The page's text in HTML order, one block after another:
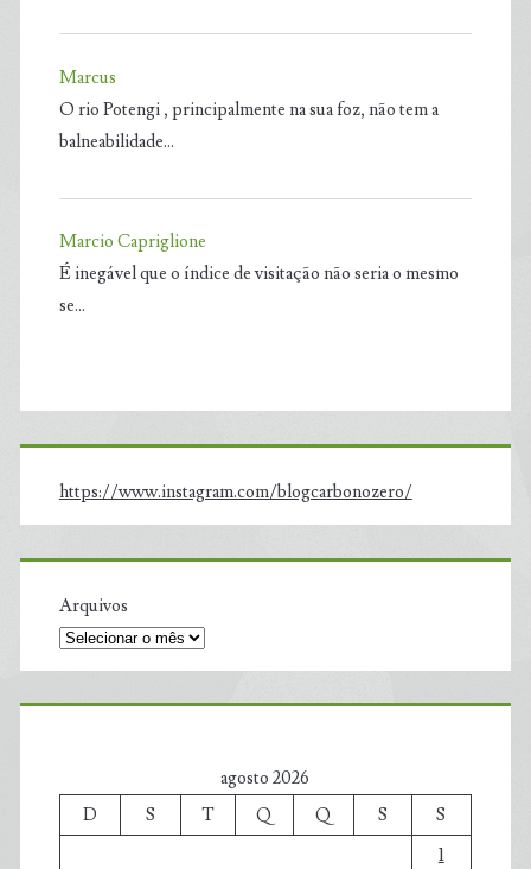
Marcus
O rio Potengi , principalmente na sua foz, não tem a
balneabilidade…
Marcio Capriglione
É inegável que o índice de visitação não seria o mesmo
se…
https://www.instagram.com/blogcarbonozero/
Arquivos
agosto 2026
D
S T Q Q S
S
1